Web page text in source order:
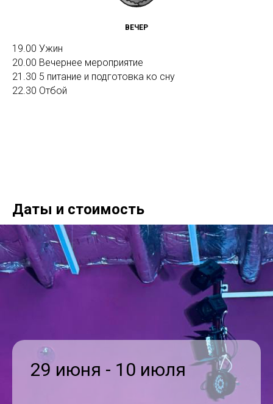
ВЕЧЕР
19.00 Ужин
20.00 Вечернее мероприятие
21.30 5 питание и подготовка ко сну
22.30 Отбой
Даты и стоимость
29 июня - 10 июля